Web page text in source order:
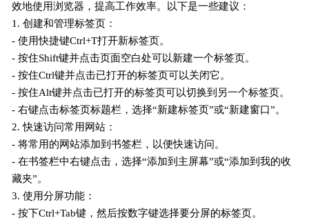
效地使用浏览器，提高工作效率。以下是一些建议：
1. 创建和管理标签页：
- 使用快捷键Ctrl+T打开新标签页。
- 按住Shift键并点击页面空白处可以新建一个标签页。
- 按住Ctrl键并点击已打开的标签页可以关闭它。
- 按住Alt键并点击已打开的标签页可以切换到另一个标签页。
- 右键点击标签页标题栏，选择“新建标签页”或“新建窗口”。
2. 快速访问常用网站：
- 将常用的网站添加到书签栏，以便快速访问。
- 在书签栏中右键点击，选择“添加到主屏幕”或“添加到我的收
藏夹”。
3. 使用分屏功能：
- 按下Ctrl+Tab键，然后按数字键选择要分屏的标签页。